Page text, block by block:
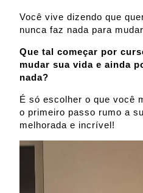
Você vive dizendo que
nunca faz nada para
Que tal começar por
mudar sua vida e ainda
nada?
É só escolher o que você
o primeiro passo rumo a
melhorada e incrível!